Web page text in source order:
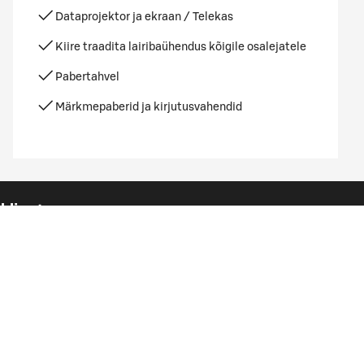
Dataprojektor ja ekraan / Telekas
Kiire traadita lairibaühendus kõigile osalejatele
Pabertahvel
Märkmepaberid ja kirjutusvahendid
teave